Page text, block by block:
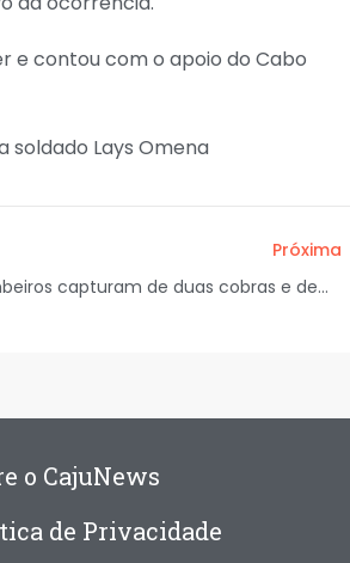
e contou com o apoio do Cabo
soldado Lays Omena
Próxima
Bombeiros capturam de duas cobras e devolvem animais à natureza em Sergipe
o CajuNews
de Privacidade